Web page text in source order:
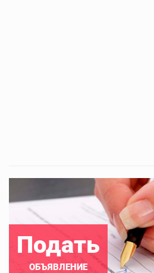
Подать
ОБЪЯВЛЕНИЕ